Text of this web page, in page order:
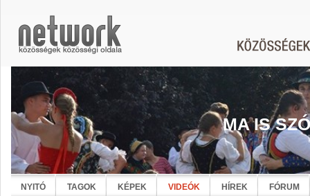
MA IS
NYITÓ TAGOK KÉPEK VIDEÓK HÍREK FÓRUM